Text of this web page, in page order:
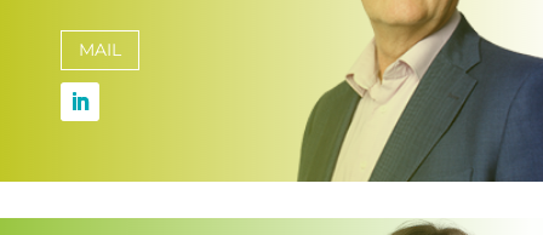
MAIL